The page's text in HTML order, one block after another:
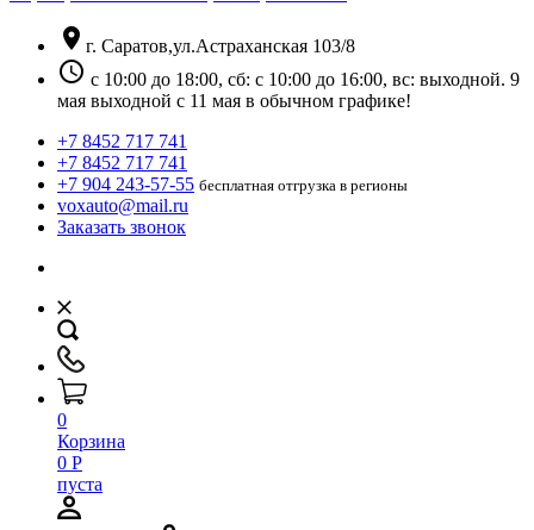
location_on г. Саратов,ул.Астраханская 103/8
schedule с 10:00 до 18:00, сб: с 10:00 до 16:00, вс: выходной. 9
мая выходной с 11 мая в обычном графике!
+7 8452 717 741
+7 8452 717 741
+7 904 243-57-55 бесплатная отгрузка в регионы
voxauto@mail.ru
Заказать звонок
0
Корзина
0 Р
пуста